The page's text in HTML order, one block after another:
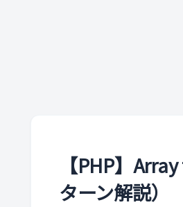
【PHP】
ターン解説）